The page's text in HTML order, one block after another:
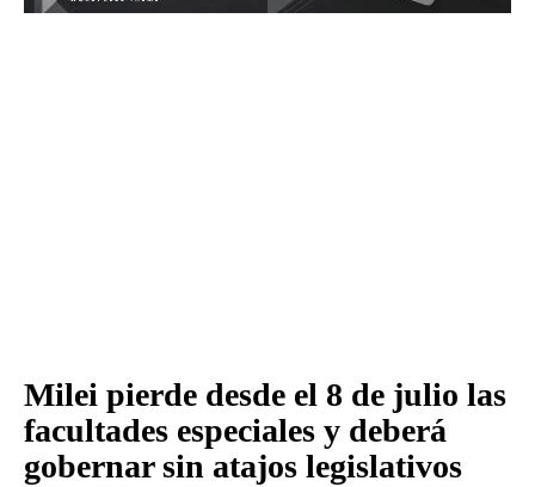
Milei pierde desde el 8 de julio las
facultades especiales y deberá
gobernar sin atajos legislativos